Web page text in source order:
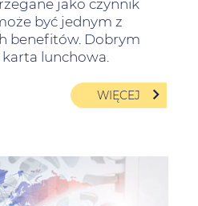
jako czynnik
być jednym z
benefitów. Dobrym
karta lunchowa.
WIĘCEJ